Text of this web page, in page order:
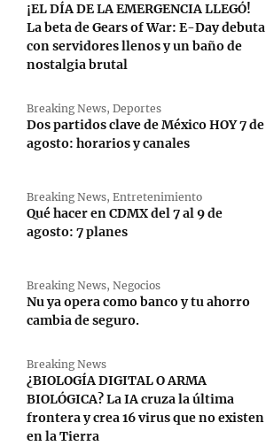
¡EL DÍA DE LA EMERGENCIA LLEGÓ!
La beta de Gears of War: E-Day debuta
con servidores llenos y un baño de
nostalgia brutal
Breaking News, Deportes
Dos partidos clave de México HOY 7 de
agosto: horarios y canales
Breaking News, Entretenimiento
Qué hacer en CDMX del 7 al 9 de
agosto: 7 planes
Breaking News, Negocios
Nu ya opera como banco y tu ahorro
cambia de seguro.
Breaking News
¿BIOLOGÍA DIGITAL O ARMA
BIOLÓGICA? La IA cruza la última
frontera y crea 16 virus que no existen
en la Tierra